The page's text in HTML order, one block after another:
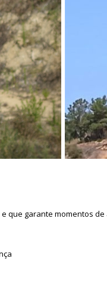
que garante momentos